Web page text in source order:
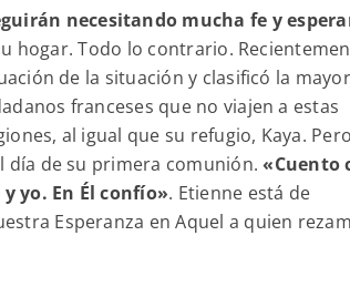
necesitando mucha fe y
hogar. Todo lo contrario.
de la situación y clasificó la mayor
franceses que no viajen a estas
al igual que su refugio, Kaya.
día de su primera comunión. «Cuento
yo. En Él confío». Etienne está de
Esperanza en Aquel a quien